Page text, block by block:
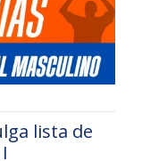
lista de